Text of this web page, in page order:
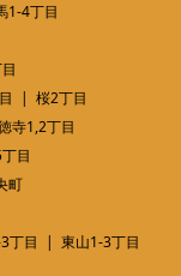
1-4丁目
桜2丁目
寺1,2丁目
目
町
丁目
東山1-3丁目